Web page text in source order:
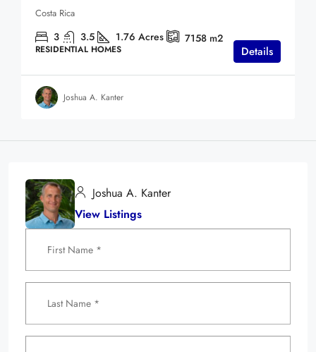
Costa Rica
3 3.5 1.76 Acres 7158 m2
RESIDENTIAL HOMES Details
Joshua A. Kanter
Joshua A. Kanter
View Listings